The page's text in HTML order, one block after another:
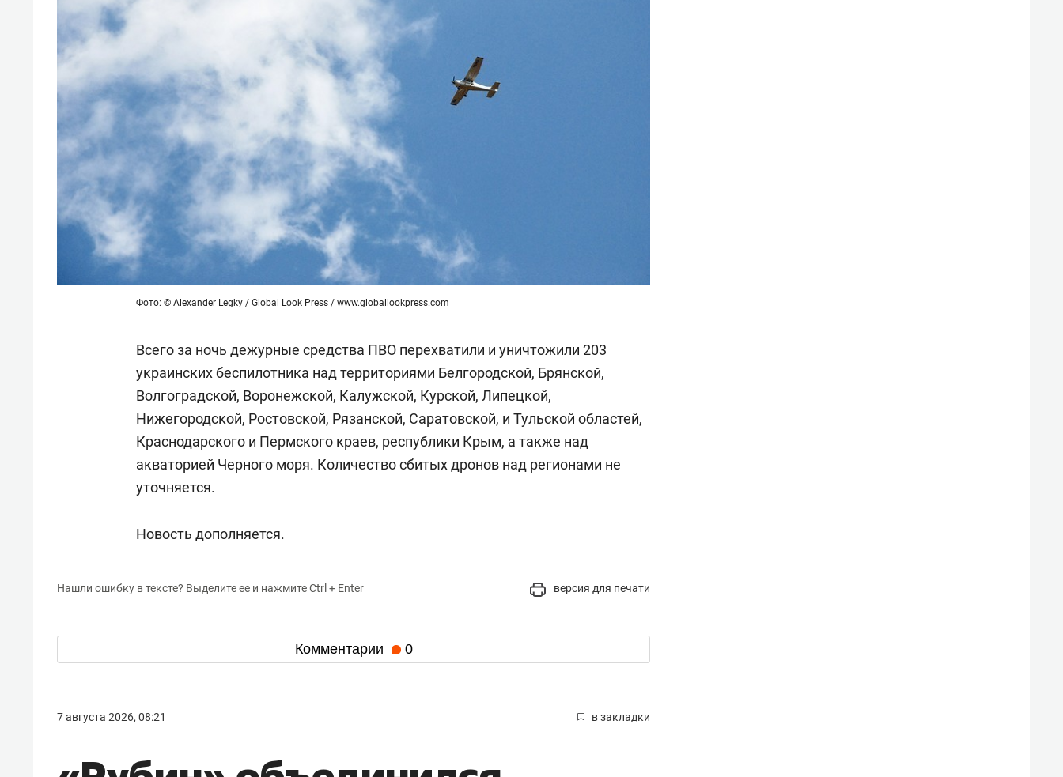
Фото: © Alexander Legky / Global Look Press / www.globallookpress.com
Всего за ночь дежурные средства ПВО перехватили и уничтожили 203
украинских беспилотника над территориями Белгородской, Брянской,
Волгоградской, Воронежской, Калужской, Курской, Липецкой,
Нижегородской, Ростовской, Рязанской, Саратовской, и Тульской областей,
Краснодарского и Пермского краев, республики Крым, а также над
акваторией Черного моря. Количество сбитых дронов над регионами не
уточняется.
Новость дополняется.
Нашли ошибку в тексте? Выделите ее и нажмите Ctrl + Enter версия для печати
Комментарии 0
7 августа 2026, 08:21 в закладки